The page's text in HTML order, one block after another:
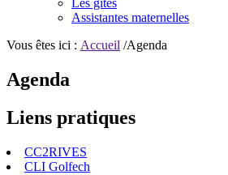
Les gîtes
Assistantes maternelles
Vous êtes ici : Accueil /Agenda
Agenda
Liens pratiques
CC2RIVES
CLI Golfech